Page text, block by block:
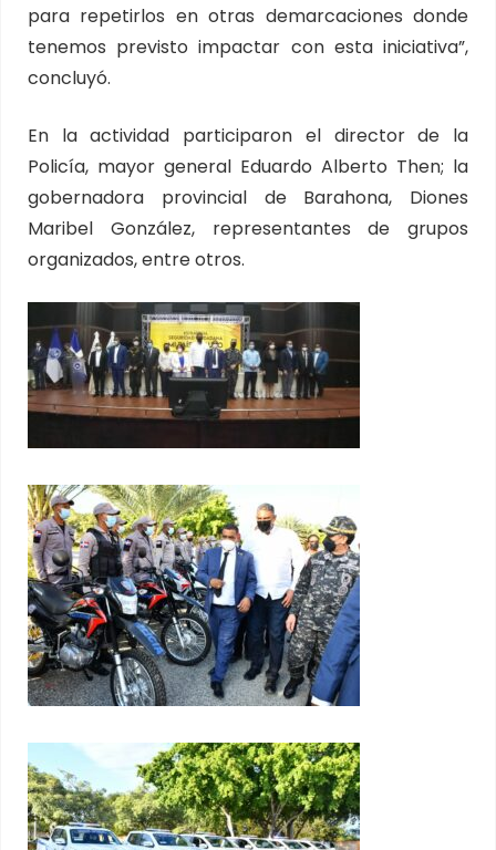
para repetirlos en otras demarcaciones donde
tenemos previsto impactar con esta iniciativa”,
concluyó.
En la actividad participaron el director de la
Policía, mayor general Eduardo Alberto Then; la
gobernadora provincial de Barahona, Diones
Maribel González, representantes de grupos
organizados, entre otros.